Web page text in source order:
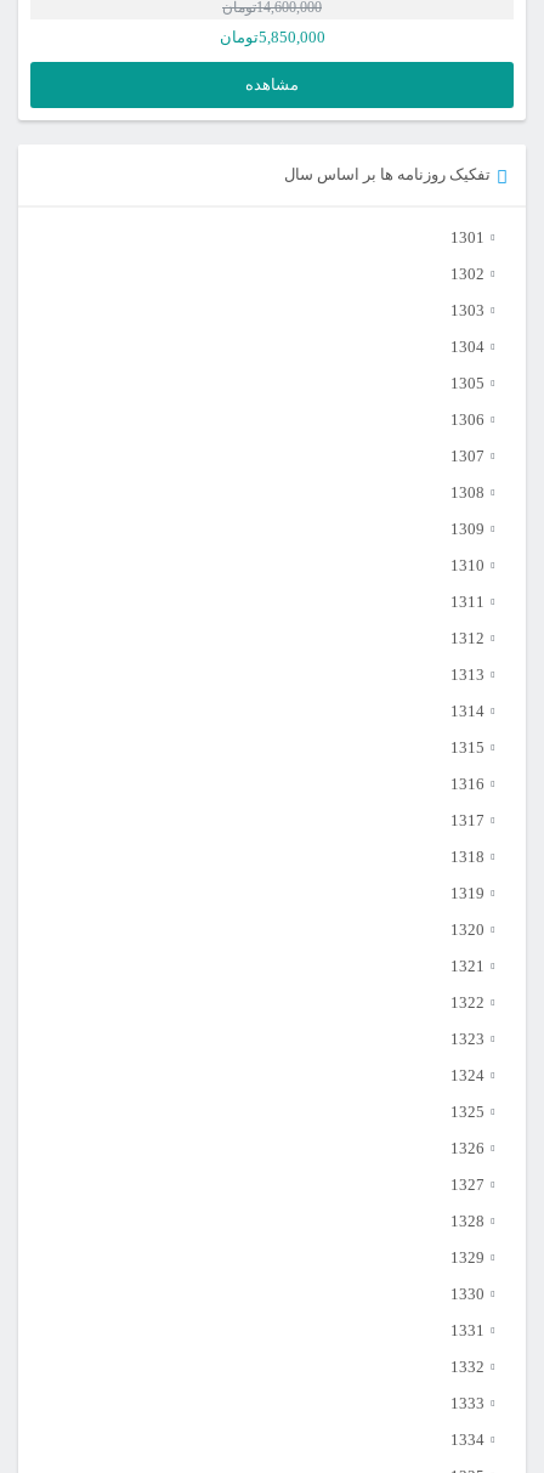
14,600,000تومان
14,600,000تومان
5,850,000تومان
فعلی
است.
مشاهده
تفکیک روزنامه ها بر اساس سال
1301
1302
1303
1304
1305
1306
1307
1308
1309
1310
1311
1312
1313
1314
1315
1316
1317
1318
1319
1320
1321
1322
1323
1324
1325
1326
1327
1328
1329
1330
1331
1332
1333
1334